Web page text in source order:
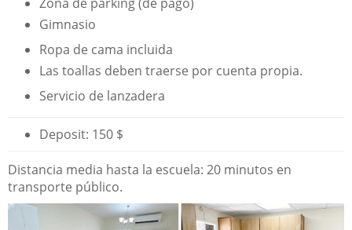
Gimnasio
Ropa de cama incluida
Las toallas deben traerse por cuenta propia.
Servicio de lanzadera
Deposit: 150 $
Distancia media hasta la escuela: 20 minutos en
transporte público.